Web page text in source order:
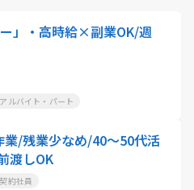
ー」・高時給×副業OK/週
アルバイト・パート
/残業少なめ/40～50代活
渡しOK
契約社員